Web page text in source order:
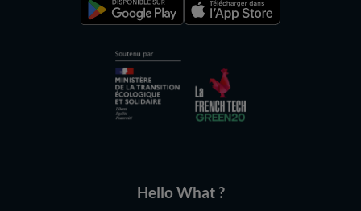
Hello What ?